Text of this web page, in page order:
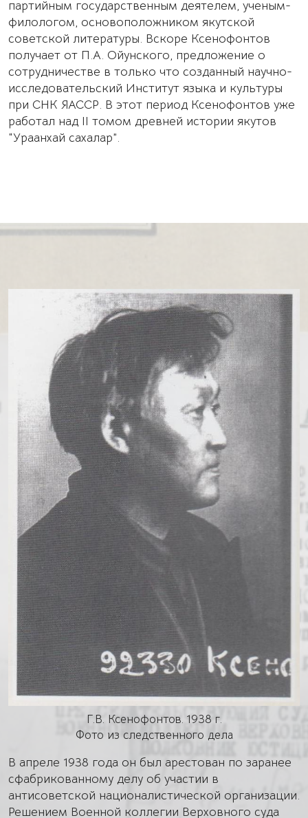
партийным государственным деятелем, ученым-
филологом, основоположником якутской
советской литературы. Вскоре Ксенофонтов
получает от П.А. Ойунского, предложение о
сотрудничестве в только что созданный научно-
исследовательский Институт языка и культуры
при СНК ЯАССР. В этот период Ксенофонтов уже
работал над II томом древней истории якутов
“Ураанхай сахалар”.
Г.В. Ксенофонтов. 1938 г.
Фото из следственного дела
В апреле 1938 года он был арестован по заранее
сфабрикованному делу об участии в
антисоветской националистической организации.
Решением Военной коллегии Верховного суда